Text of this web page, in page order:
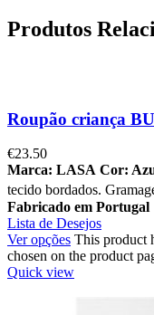
Produtos
Roupão criança
€23.50
Marca: LASA Cor:
tecido bordados.
Fabricado em Portugal
Lista de Desejos
Ver opções This product
chosen on the product
Quick view